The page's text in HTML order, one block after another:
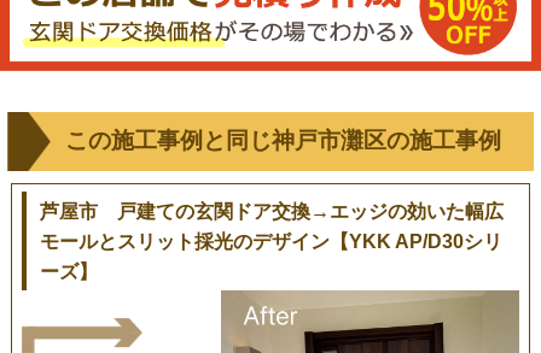
この施工事例と同じ神戸市灘区の施工事例
芦屋市 戸建ての玄関ドア交換→エッジの効いた幅広
モールとスリット採光のデザイン【YKK AP/D30シリ
ーズ】